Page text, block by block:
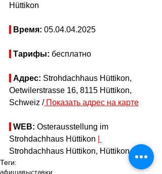
Hüttikon
Время: 05.04.04.2025
Тарифы: бесплатно
Адрес: Strohdachhaus Hüttikon,
Oetwilerstrasse 16, 8115 Hüttikon,
Schweiz / Показать адрес на карте
WEB: Osterausstellung im
Strohdachhaus Hüttikon
Strohdachhaus Hüttikon, Hüttikon
Теги:
афишавыставки